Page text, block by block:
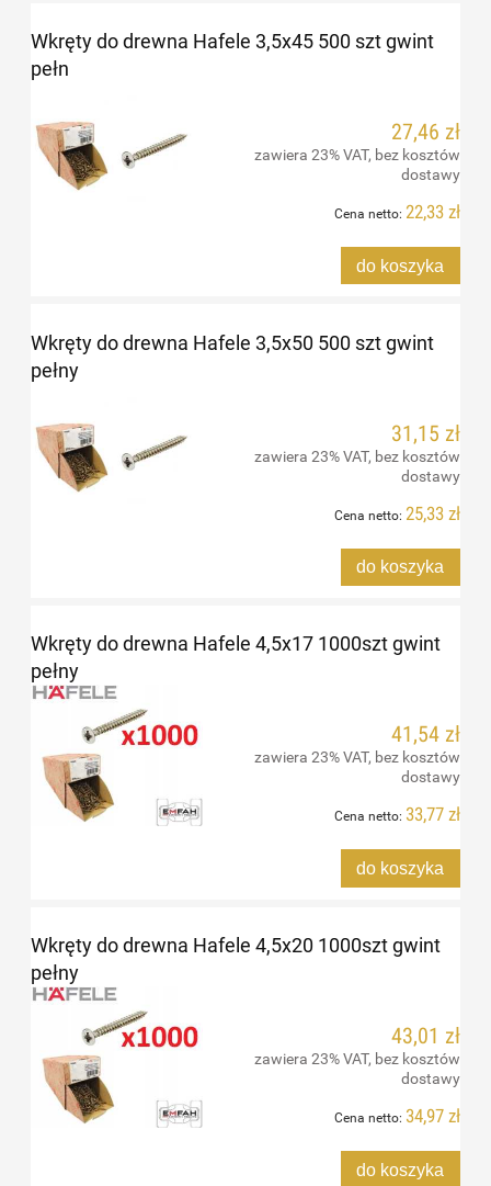
Wkręty do drewna Hafele 3,5x45 500 szt gwint
pełn
27,46 zł
zawiera 23% VAT, bez kosztów
dostawy
Cena netto: 22,33 zł
do koszyka
Wkręty do drewna Hafele 3,5x50 500 szt gwint
pełny
31,15 zł
zawiera 23% VAT, bez kosztów
dostawy
Cena netto: 25,33 zł
do koszyka
Wkręty do drewna Hafele 4,5x17 1000szt gwint
pełny
41,54 zł
zawiera 23% VAT, bez kosztów
dostawy
Cena netto: 33,77 zł
do koszyka
Wkręty do drewna Hafele 4,5x20 1000szt gwint
pełny
43,01 zł
zawiera 23% VAT, bez kosztów
dostawy
Cena netto: 34,97 zł
do koszyka